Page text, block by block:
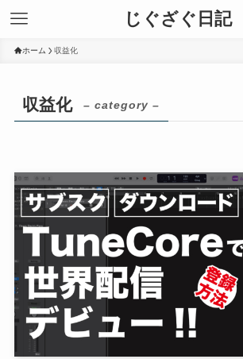
じぐざぐ日記
ホーム 収益化
収益化 – category –